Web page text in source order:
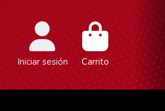
Iniciar sesión Carrito